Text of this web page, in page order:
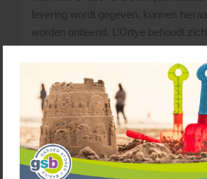
levering wordt gegeven, kunnen
worden ontleend. L’Ortye behoudt
onvoorziene gebeurtenissen. Houd
wanneer ‘derden’ materialen voor u
wachturen kunnen dus niet aan ons
worden. Het is daarom handig om niet
verwerken de materialen te laten
dagen van te voren.
Heb je vragen over levertijden/